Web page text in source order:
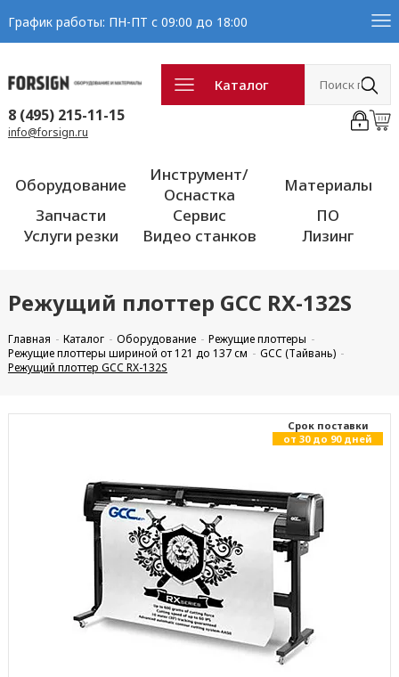
График работы: ПН-ПТ с 09:00 до 18:00
Каталог
8 (495) 215-11-15
info@forsign.ru
Оборудование
Инструмент/
Оснастка
Материалы
Запчасти
Сервис
ПО
Услуги резки
Видео станков Лизинг
Режущий плоттер GCC RX-132S
Главная Каталог Оборудование
Режущие плоттеры
Режущие плоттеры шириной от 121 до 137 см
GCC (Тайвань)
Режущий плоттер GCC RX-132S
Cрок поставки
от 30 до 90 дней